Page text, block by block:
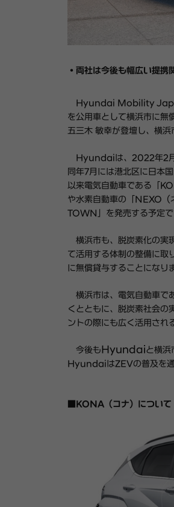
・両社は今後も幅広い提携
Hyundai Mobility
を公用車として横浜市に無
五三木 敏幸が登壇し、 横浜
Hyundai は、 2022年2
同年7月には港北区に日本
以来電気自動車である「
や水素自動車の「
NEXO
TOWN
」を発売する予定で
横浜市も、脱炭素化の実
て活用する体制の整備に取
に無償貸与することになり
横浜市は、電気自動車で
くとともに、脱炭素社会の
ントの際にも広く活用され
今後も Hyundaiと横浜
Hyundai はZEVの普及を
KONA （コナ）について